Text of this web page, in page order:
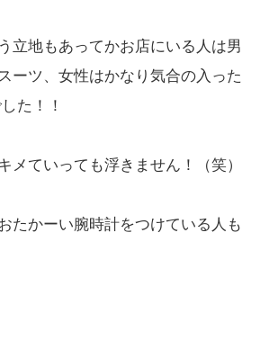
立地もあってかお店にいる人は男
ーツ、女性はかなり気合の入った
た！！
メていっても浮きません！（笑）
たかーい腕時計をつけている人も